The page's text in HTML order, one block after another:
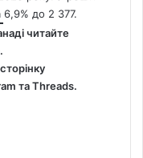
6,9% до 2 377.
читайте
.
таThreads.